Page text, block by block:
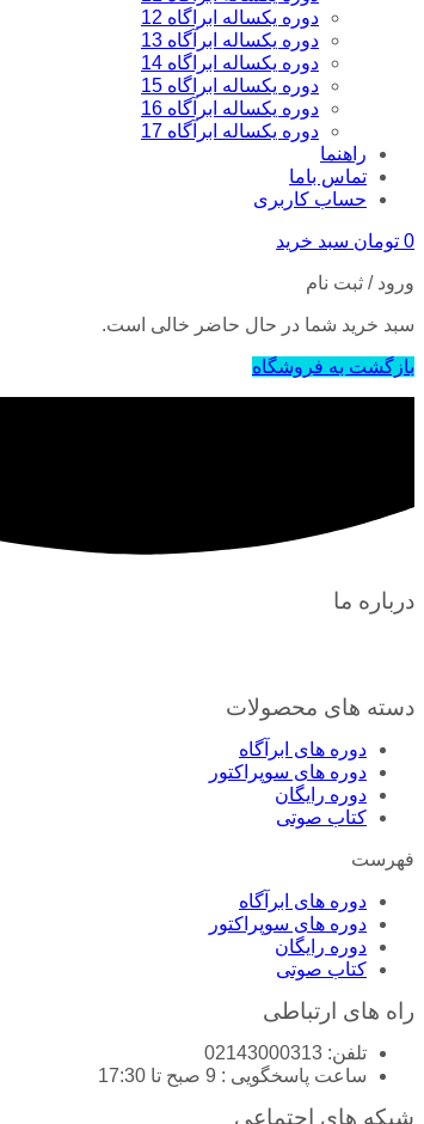
دوره یکساله ابراگاه 12
دوره یکساله ابرآگاه 13
دوره یکساله ابراگاه 14
دوره یکساله ابراگاه 15
دوره یکساله ابرآگاه 16
دوره یکساله ابرآگاه 17
راهنما
تماس باما
حساب کاربری
0 تومان سبد خرید
ورود / ثبت نام
سبد خرید شما در حال حاضر خالی است.
بازگشت به فروشگاه
درباره ما
دسته های محصولات
دوره های ابرآگاه
دوره های سوپراکتور
دوره رایگان
کتاب صوتی
فهرست
دوره های ابرآگاه
دوره های سوپراکتور
دوره رایگان
کتاب صوتی
راه های ارتباطی
تلفن: 02143000313
ساعت پاسخگویی : 9 صبح تا 17:30
شبکه های اجتماعی